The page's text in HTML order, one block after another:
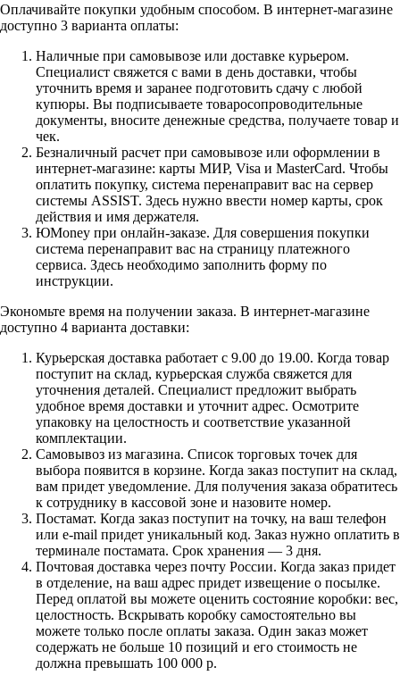
Оплачивайте покупки удобным способом. В интернет-магазине
доступно 3 варианта оплаты:
Наличные при самовывозе или доставке курьером.
Специалист свяжется с вами в день доставки, чтобы
уточнить время и заранее подготовить сдачу с любой
купюры. Вы подписываете товаросопроводительные
документы, вносите денежные средства, получаете товар и
чек.
Безналичный расчет при самовывозе или оформлении в
интернет-магазине: карты МИР, Visa и MasterCard. Чтобы
оплатить покупку, система перенаправит вас на сервер
системы ASSIST. Здесь нужно ввести номер карты, срок
действия и имя держателя.
ЮMoney при онлайн-заказе. Для совершения покупки
система перенаправит вас на страницу платежного
сервиса. Здесь необходимо заполнить форму по
инструкции.
Экономьте время на получении заказа. В интернет-магазине
доступно 4 варианта доставки:
Курьерская доставка работает с 9.00 до 19.00. Когда товар
поступит на склад, курьерская служба свяжется для
уточнения деталей. Специалист предложит выбрать
удобное время доставки и уточнит адрес. Осмотрите
упаковку на целостность и соответствие указанной
комплектации.
Самовывоз из магазина. Список торговых точек для
выбора появится в корзине. Когда заказ поступит на склад,
вам придет уведомление. Для получения заказа обратитесь
к сотруднику в кассовой зоне и назовите номер.
Постамат. Когда заказ поступит на точку, на ваш телефон
или e-mail придет уникальный код. Заказ нужно оплатить в
терминале постамата. Срок хранения — 3 дня.
Почтовая доставка через почту России. Когда заказ придет
в отделение, на ваш адрес придет извещение о посылке.
Перед оплатой вы можете оценить состояние коробки: вес,
целостность. Вскрывать коробку самостоятельно вы
можете только после оплаты заказа. Один заказ может
содержать не больше 10 позиций и его стоимость не
должна превышать 100 000 р.